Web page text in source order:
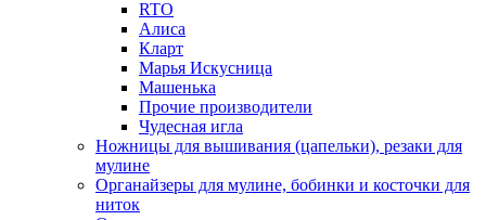
RTO
Алиса
Кларт
Марья Искусница
Машенька
Прочие производители
Чудесная игла
Ножницы для вышивания (цапельки), резаки для
мулине
Органайзеры для мулине, бобинки и косточки для
ниток